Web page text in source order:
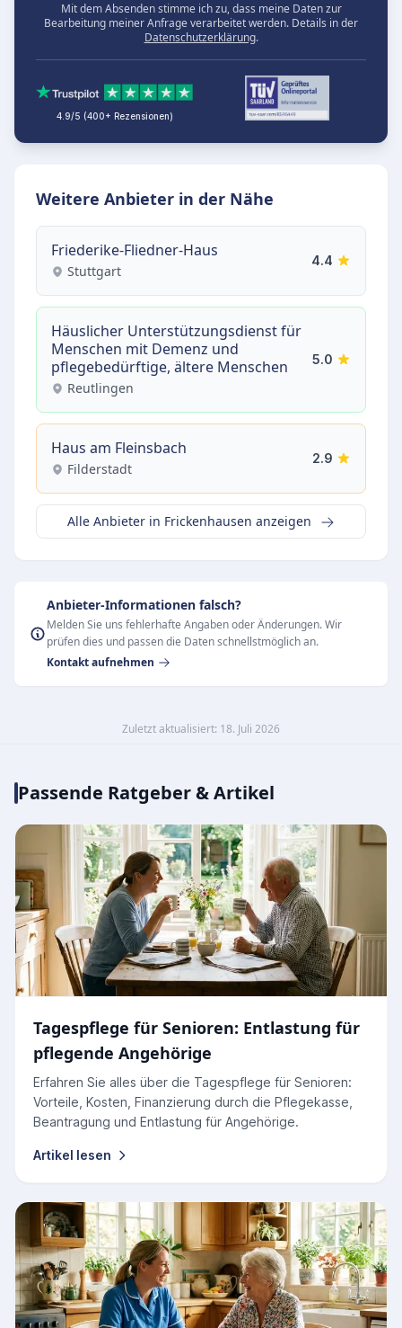
Mit dem Absenden stimme ich zu, dass meine Daten zur
Bearbeitung meiner Anfrage verarbeitet werden. Details in der
Datenschutzerklärung.
4.9/5 (400+ Rezensionen)
Weitere Anbieter in der Nähe
Friederike-Fliedner-Haus
Stuttgart
4.4
Häuslicher Unterstützungsdienst für
Menschen mit Demenz und
pflegebedürftige, ältere Menschen
Reutlingen
5.0
Haus am Fleinsbach
Filderstadt
2.9
Alle Anbieter in Frickenhausen anzeigen
Anbieter-Informationen falsch?
Melden Sie uns fehlerhafte Angaben oder Änderungen. Wir
prüfen dies und passen die Daten schnellstmöglich an.
Kontakt aufnehmen
Zuletzt aktualisiert: 18. Juli 2026
Passende Ratgeber & Artikel
Tagespflege für Senioren: Entlastung für
pflegende Angehörige
Erfahren Sie alles über die Tagespflege für Senioren:
Vorteile, Kosten, Finanzierung durch die Pflegekasse,
Beantragung und Entlastung für Angehörige.
Artikel lesen